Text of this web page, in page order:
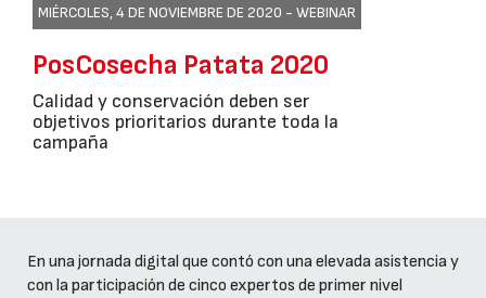
MIÉRCOLES, 4 DE NOVIEMBRE DE 2020 - WEBINAR
PosCosecha Patata 2020
Calidad y conservación deben ser
objetivos prioritarios durante toda la
campaña
En una jornada digital que contó con una elevada asistencia y
con la participación de cinco expertos de primer nivel